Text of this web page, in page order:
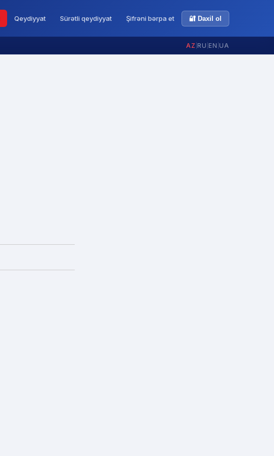
Qeydiyyat Sürətli qeydiyyat Şifrəni bərpa et 🔐 Daxil ol
AZ RU EN UA